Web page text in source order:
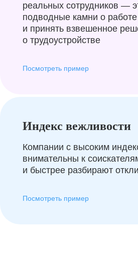
реальных сотрудников —
подводные камни о
и принять взвешенное
о трудоустройстве
Посмотреть пример
Индекс вежливости
Компании с высоким
внимательны к
и быстрее разбирают
Посмотреть пример